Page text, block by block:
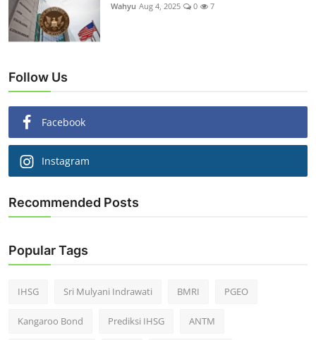
Wahyu Aug 4, 2025 0 7
Follow Us
Facebook
Instagram
Recommended Posts
Popular Tags
IHSG Sri Mulyani Indrawati BMRI PGEO
Kangaroo Bond Prediksi IHSG ANTM